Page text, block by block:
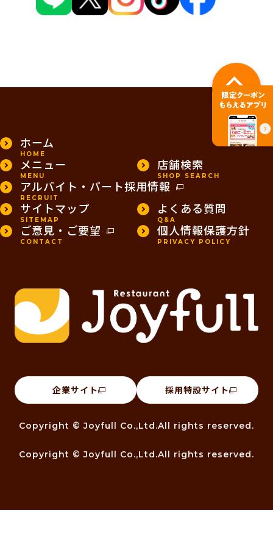
PAGE TOP
ホーム
HOME
メニュー
MENU
店舗検索
SHOP SEARCH
アルバイト・パート採用情報
RECRUIT
サイトマップ
SITEMAP
よくある質問
Q&A
ご意見・ご要望
CONTACT
個人情報保護方針
PRIVACY POLICY
企業サイト 採用特設サイト
Copyright © Joyfull Co.,Ltd.All rights reserved.
Copyright © Joyfull Co.,Ltd.All rights reserved.